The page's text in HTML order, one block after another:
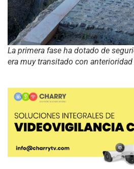
La primera fase ha dotado de
era muy transitado con